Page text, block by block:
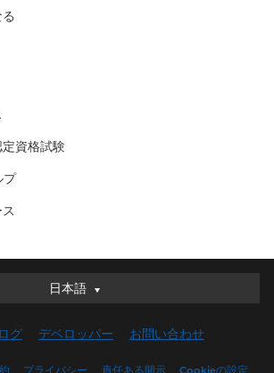
資格試験
プ
日本語
日本語
English (UK)
グ デベロッパー お問い合わせ
プライバシー 責任ある開示 Cookieの設定